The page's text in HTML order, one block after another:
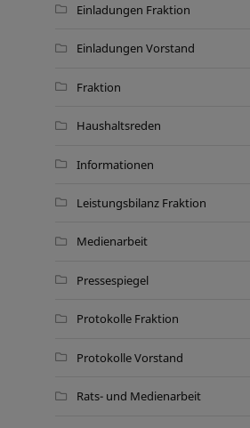
Einladungen Fraktion
Einladungen Vorstand
Fraktion
Haushaltsreden
Informationen
Leistungsbilanz Fraktion
Medienarbeit
Pressespiegel
Protokolle Fraktion
Protokolle Vorstand
Rats- und Medienarbeit